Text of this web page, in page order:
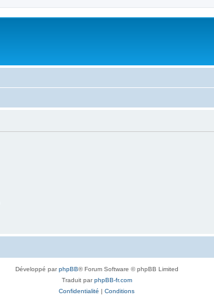
Développé parphpBB® Forum Software © phpBB Limited
Traduit parphpBB-fr.com
Confidentialité | Conditions